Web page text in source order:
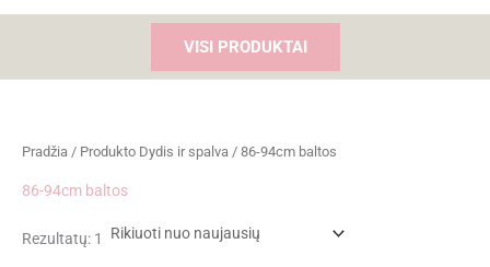
VISI PRODUKTAI
Pradžia / Produkto Dydis ir spalva / 86-94cm baltos
86-94cm baltos
Rezultatų: 1